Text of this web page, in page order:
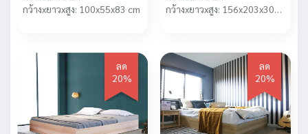
กว้างxยาวxสูง: 100x55x83 cm
กว้างxยาวxสูง: 156x203x30
ลด
20%
ลด
20%